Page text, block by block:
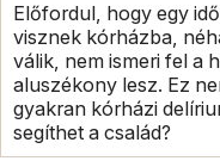
Előfordul, hogy egy
visznek kórházba,
válik, nem ismeri fel a
aluszékony lesz. Ez
gyakran kórházi
segíthet a család?